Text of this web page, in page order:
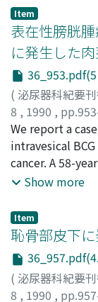
bladder was
the gas around
administered
improved. We
cystitis reported
Item
表在性膀胱
に発生した
( 泌尿器科紀要
8 , 1990 ,
佐井, 紹徳;榊原,
Sai, Shotoku;
Sakata, Takao;
We report a
intravesical
cancer. A 58-
hematuria.
underwent
Intravesical
followed and it
examination
hard and larger
Show more
Item
恥骨部皮下
( 泌尿器科紀要
8 , 1990 ,